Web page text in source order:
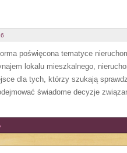
poświęcona tematyce
lokalu mieszkalnego,
dla tych, którzy szukają
świadome decyzje